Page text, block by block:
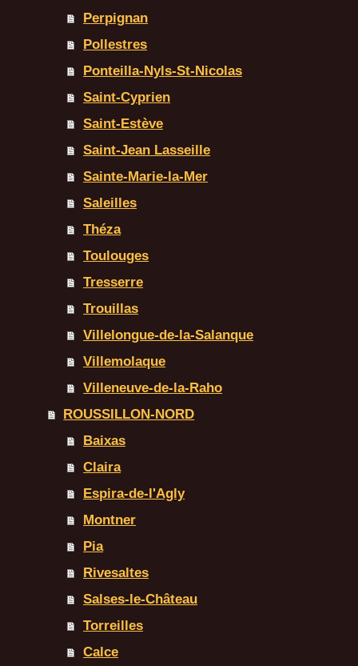
Perpignan
Pollestres
Ponteilla-Nyls-St-Nicolas
Saint-Cyprien
Saint-Estève
Saint-Jean Lasseille
Sainte-Marie-la-Mer
Saleilles
Théza
Toulouges
Tresserre
Trouillas
Villelongue-de-la-Salanque
Villemolaque
Villeneuve-de-la-Raho
ROUSSILLON-NORD
Baixas
Claira
Espira-de-l'Agly
Montner
Pia
Rivesaltes
Salses-le-Château
Torreilles
Calce